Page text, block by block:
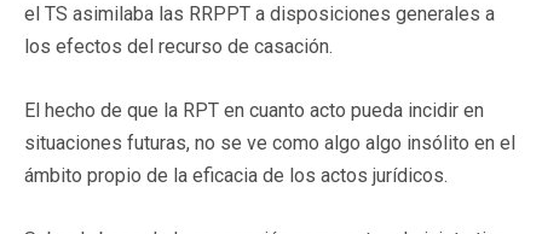
el TS asimilaba las RRPPT a disposiciones generales a
los efectos del recurso de casación.
El hecho de que la RPT en cuanto acto pueda incidir en
situaciones futuras, no se ve como algo algo insólito en el
ámbito propio de la eficacia de los actos jurídicos.